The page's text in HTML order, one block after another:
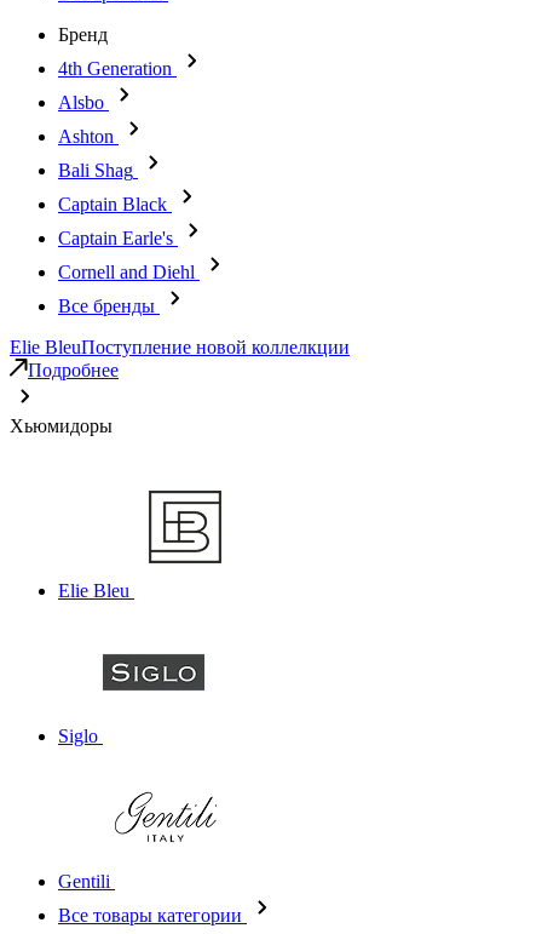
Бренд
4th Generation
Alsbo
Ashton
Bali Shag
Captain Black
Captain Earle's
Cornell and Diehl
Все бренды
Elie BleuПоступление новой коллелкции
Подробнее
Хьюмидоры
Elie Bleu
Siglo
Gentili
Все товары категории